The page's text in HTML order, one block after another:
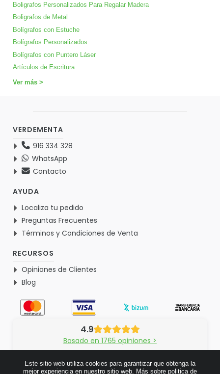
Boligrafos Personalizados Para Regalar Madera
Boligrafos de Metal
Bolígrafos con Estuche
Bolígrafos Personalizados
Bolígrafos con Puntero Láser
Artículos de Escritura
Ver más >
VERDEMENTA
916 334 328
WhatsApp
Contacto
AYUDA
Localiza tu pedido
Preguntas Frecuentes
Términos y Condiciones de Venta
RECURSOS
Opiniones de Clientes
Blog
4.9
Basado en 1765 opiniones >
Este sitio web utiliza cookies para garantizar que obtenga la
mejor experiencia en nuestro sitio web. Más sobre politica de